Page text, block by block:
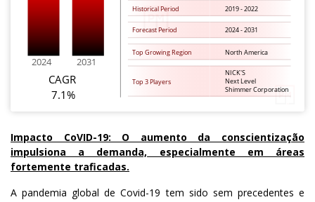
Impacto CoVID-19: O aumento da conscientização
impulsiona a demanda, especialmente em áreas
fortemente traficadas.
A pandemia global de Covid-19 tem sido sem precedentes e